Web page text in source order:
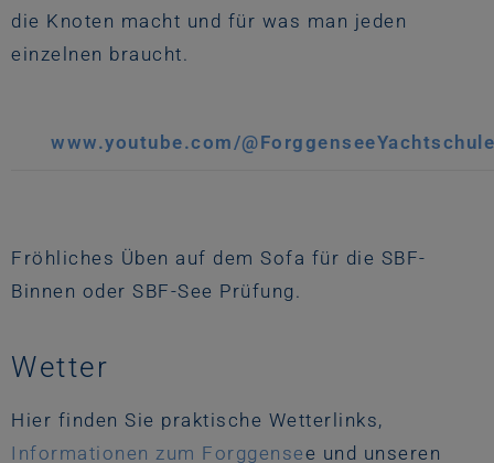
die Knoten macht und für was man jeden
einzelnen braucht.
www.youtube.com/@ForggenseeYachtschule
Fröhliches Üben auf dem Sofa für die SBF-
Binnen oder SBF-See Prüfung.
Wetter
Hier finden Sie praktische Wetterlinks,
Informationen zum Forggensee und unseren